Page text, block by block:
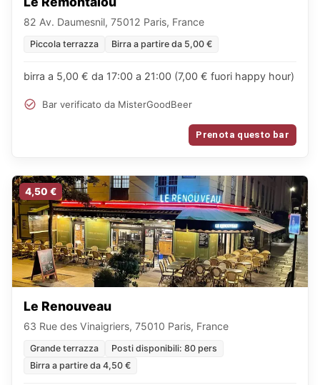
82 Av. Daumesnil, 75012 Paris, France
Piccola terrazza Birra a partire da 5,00 €
birra a 5,00 € da 17:00 a 21:00 (7,00 € fuori happy hour)
Bar verificato da MisterGoodBeer
Prenota questo bar
4,50 €
Le Renouveau
63 Rue des Vinaigriers, 75010 Paris, France
Grande terrazza
Posti disponibili: 80 pers
Birra a partire da 4,50 €